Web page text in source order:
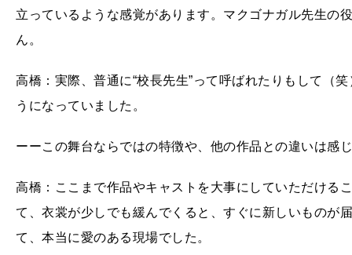
立っているような感覚があります。マクゴナガル先生の
ん。
高橋：実際、普通に“校長先生”って呼ばれたりもして（
うになっていました。
ーーこの舞台ならではの特徴や、他の作品との違いは感
高橋：ここまで作品やキャストを大事にしていただける
て、衣裳が少しでも緩んでくると、すぐに新しいものが
て、本当に愛のある現場でした。